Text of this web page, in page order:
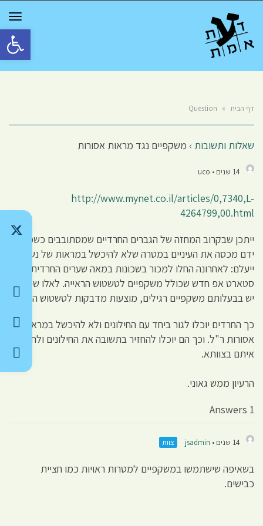
פתח
דף הבית »
Question
שאלות ותשובות › משקפיים נגד מראות אסורות
14 שנים • uco
http://www.mynet.co.il/articles/0,7340,L-
4264799,00.html
ייתכן שבקרוב המחזה של הגברים החרדיים שמסתובבים כשכף
ידם מכסה את העיניים במטרה שלא להיכשל במראות של נשים
ייעלם: לאחרונה החלו למכור בשכונות במאה שערים החרדית
סטארט אפ חדש שכולל משקפיים לטשטוש הראייה. לאלו שכבר
יש בבעלותם משקפיים רגילים, מוצעות מדבקות לטשטוש הראייה.
כך החרדים יוכלו לגור ביחד עם החילונים ולא להיכשל במראות
אסורות ר"ל. וכך הם יוכלו להחזיר בתשובה את החילונים ולחיות
איתם בצוותא.
הרעיון ממש גאוני.
1 Answers
14 שנים • jsadmin צוות
בשאיפה שישתמשו במשקפיים למטרות ראויות כמו חציית
כבישים.